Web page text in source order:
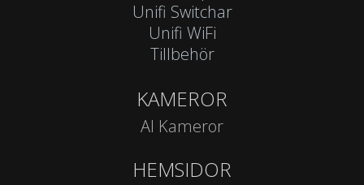
Unifi Switchar
Unifi WiFi
Tillbehör
KAMEROR
AI Kameror
HEMSIDOR